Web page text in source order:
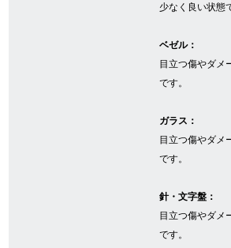
店舗情報
少なく良い状態
ベゼル：
目立つ傷やダメ
です。
ガラス：
目立つ傷やダメ
です。
針・文字盤：
目立つ傷やダメ
です。